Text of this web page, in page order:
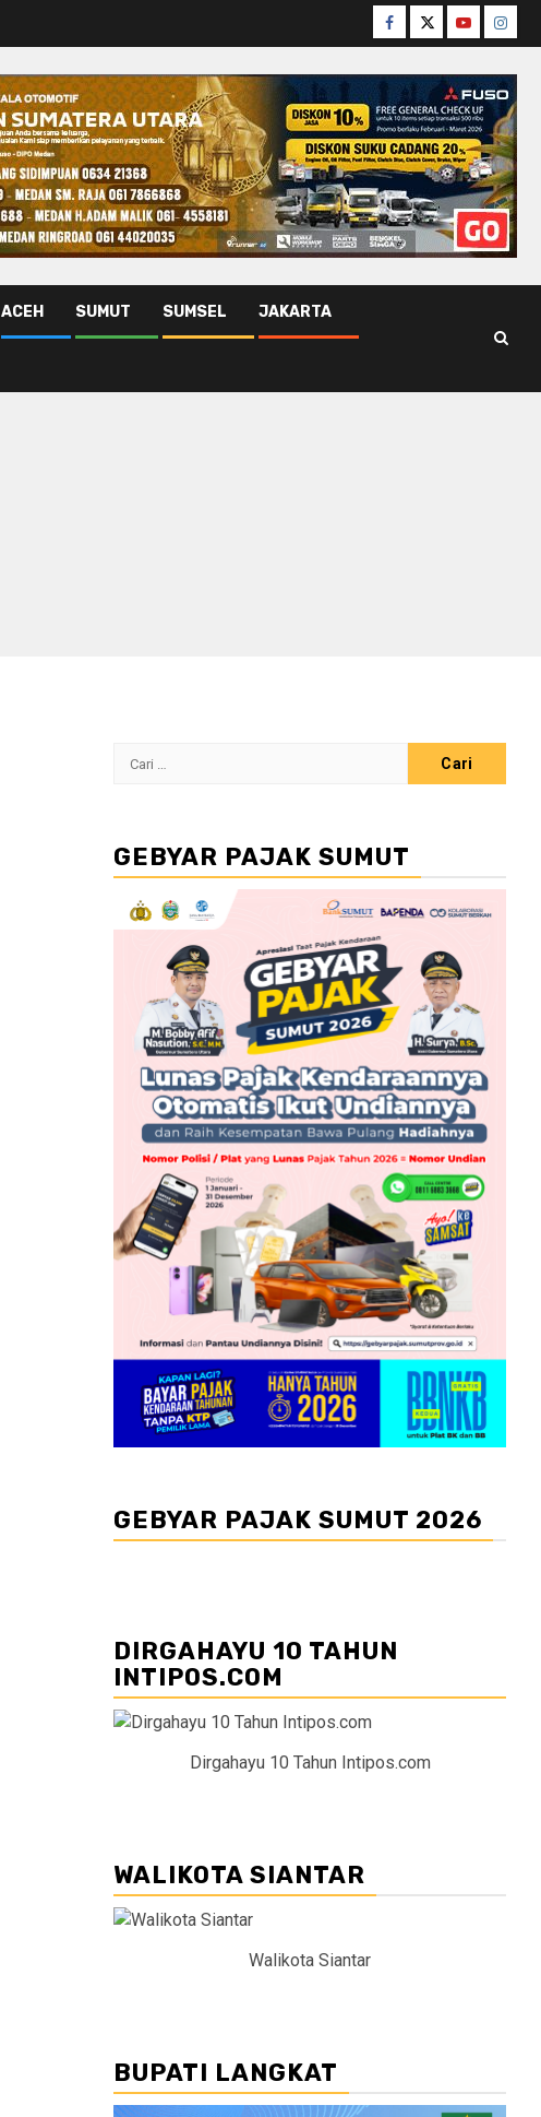
Facebook
TwitterYoutube
ACEH SUMUT SUMSEL JAKARTA
Cari
GEBYAR PAJAK SUMUT
GEBYAR PAJAK SUMUT 2026
DIRGAHAYU 10 TAHUN
INTIPOS.COM
Dirgahayu 10 Tahun Intipos.com
WALIKOTA SIANTAR
Walikota Siantar
BUPATI LANGKAT